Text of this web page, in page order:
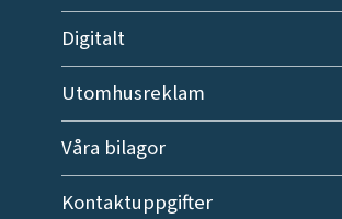
Digitalt
Utomhusreklam
Våra bilagor
Kontaktuppgifter